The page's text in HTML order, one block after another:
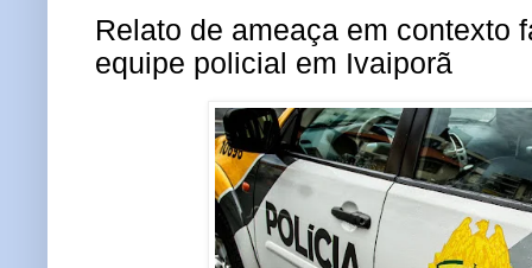
Relato de ameaça em contexto
equipe policial em Ivaiporã